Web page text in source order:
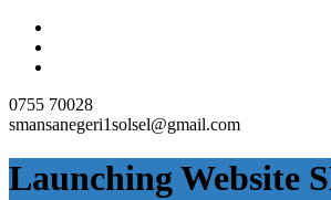
0755 70028
smansanegeri1solsel@gmail.com
Launching Website